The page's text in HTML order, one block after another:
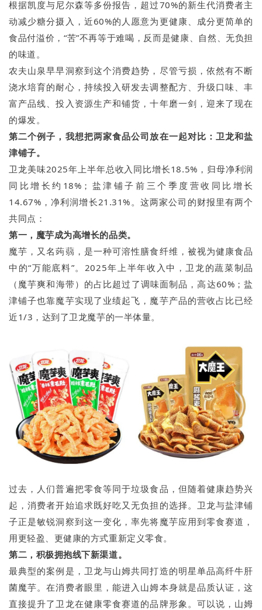
根据凯度与尼尔森等多份报告，超过70%的新生代消费者主
动减少糖分摄入，近60%的人愿意为更健康、成分更简单的
食品付溢价，“苦”不再等于难喝，反而是健康、自然、无负担
的味道。
农夫山泉早早洞察到这个消费趋势，尽管亏损，依然有不断
浇水培育的耐心，持续投入研发去调整配方、升级口味、丰
富产品线、投入资源生产和铺货，十年磨一剑，迎来了现在
的爆发。
第二个例子，我想把两家食品公司放在一起对比：卫龙和盐
津铺子。
卫龙美味2025年上半年总收入同比增长18.5%，归母净利润
同比增长约18%；盐津铺子前三个季度营收同比增长
14.67%，净利润增长21.31%。这两家公司的财报里有两个
共同点：
第一，魔芋成为高增长的品类。
魔芋，又名蒟蒻，是一种可溶性膳食纤维，被视为健康食品
中的“万能底料”。2025年上半年收入中，卫龙的蔬菜制品
（魔芋爽和海带）的占比超过了调味面制品，高达60%；盐
津铺子也靠魔芋实现了业绩起飞，魔芋产品的营收占比已经
近1/3，达到了卫龙魔芋的一半体量。
过去，人们普遍把零食等同于垃圾食品，但随着健康趋势兴
起，消费者开始追求既好吃又无负担的选择。卫龙与盐津铺
子正是敏锐洞察到这一变化，率先将魔芋应用到零食赛道，
用更轻盈、更健康的方式重新定义零食。
第二，积极拥抱线下新渠道。
最典型的案例是，卫龙与山姆共同打造的明星单品高纤牛肝
菌魔芋。在消费者眼里，能进入山姆本身就是品质认证，这
直接提升了卫龙在健康零食赛道的品牌形象。可以说，山姆